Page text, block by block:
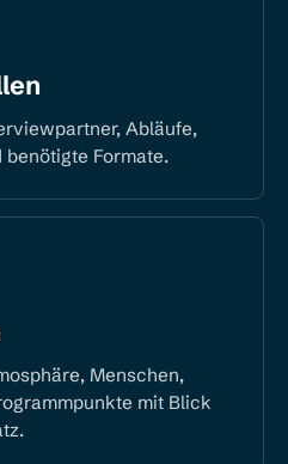
Abläufe,
Formate.
Menschen,
mit Blick